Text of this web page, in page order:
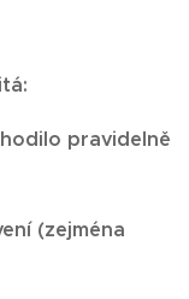
pravidelně
(zejména